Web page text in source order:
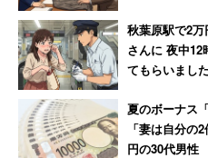
秋葉原駅で2
さんに 夜中12
てもらいまし
夏のボーナス
「妻は自分の
円の30代男性